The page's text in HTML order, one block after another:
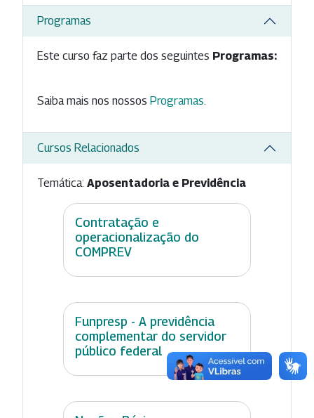
Programas
Este curso faz parte dos seguintes Programas:
Saiba mais nos nossos Programas
Cursos Relacionados
Temática: Aposentadoria e Previdência
Contratação e
operacionalização do
COMPREV
Funpresp - A previdência
complementar do servidor
público federal